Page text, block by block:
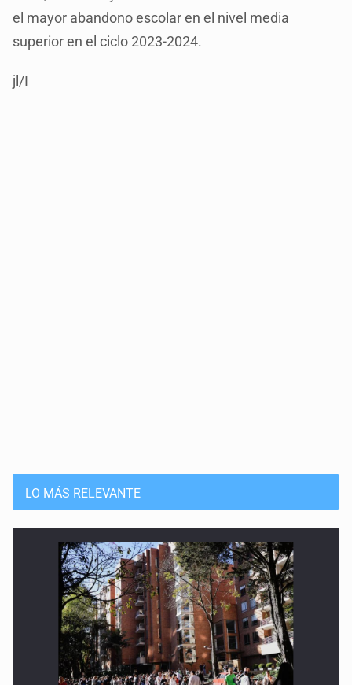
el mayor abandono escolar en el nivel media
superior en el ciclo 2023-2024.
jl/I
LO MÁS RELEVANTE